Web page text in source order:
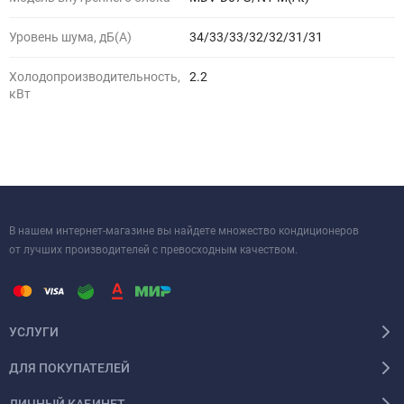
Уровень шума, дБ(A) 34/33/33/32/32/31/31
Холодопроизводительность,
кВт
2.2
В нашем интернет-магазине вы найдете множество кондиционеров
от лучших производителей с превосходным качеством.
УСЛУГИ
ДЛЯ ПОКУПАТЕЛЕЙ